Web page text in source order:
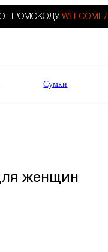
ПРОМОКОДУ WELCOME7.
Сумки
женщин